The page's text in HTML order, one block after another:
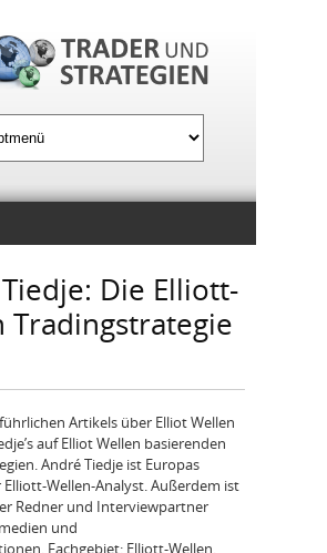
Die Elliott-
Tradingstrategie
Artikels über Elliot Wellen
auf Elliot Wellen basierenden
André Tiedje ist Europas
Wellen-Analyst. Außerdem ist
Redner und Interviewpartner
und
Fachgebiet: Elliott-Wellen,